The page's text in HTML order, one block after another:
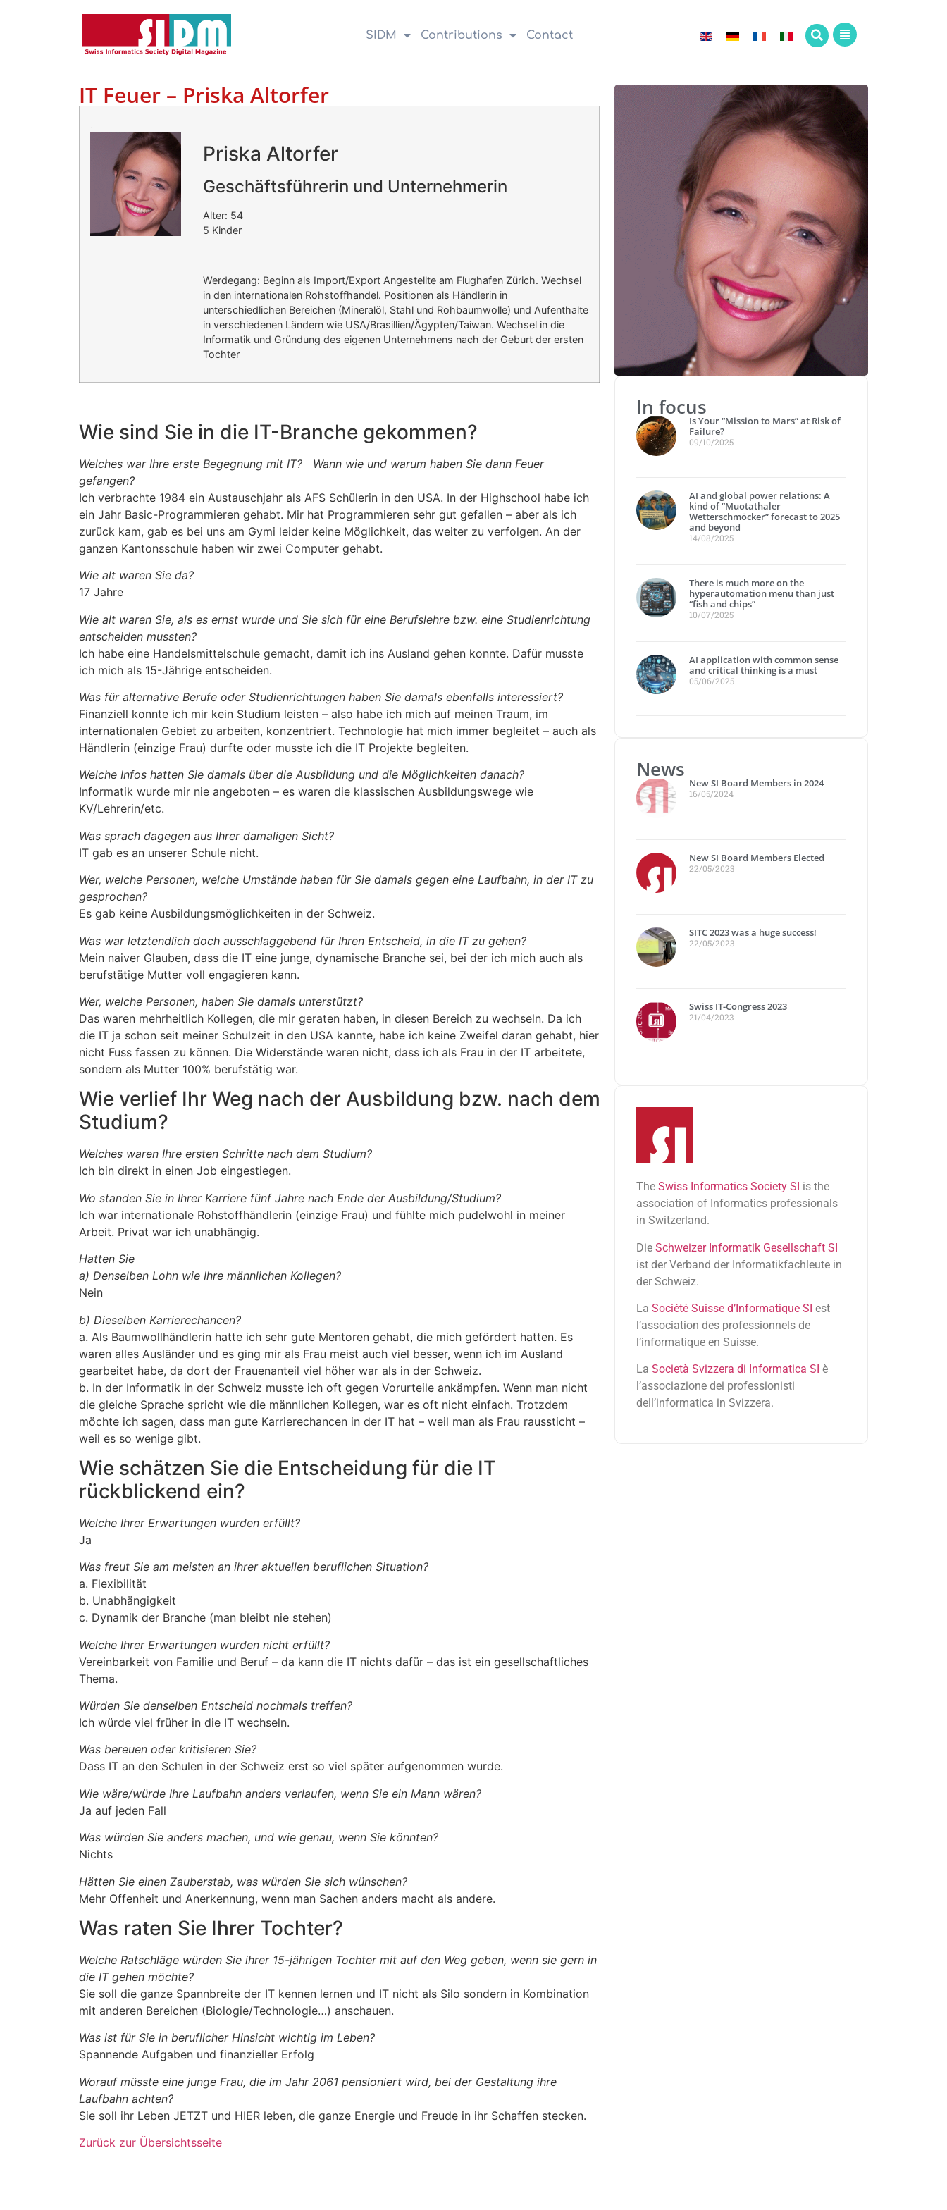
SIDM Contributions Contact
IT Feuer – Priska Altorfer
Priska Altorfer
Geschäftsführerin und Unternehmerin
Alter: 54
5 Kinder
Werdegang: Beginn als Import/Export Angestellte am Flughafen Zürich. Wechsel
in den internationalen Rohstoffhandel. Positionen als Händlerin in
unterschiedlichen Bereichen (Mineralöl, Stahl und Rohbaumwolle) und Aufenthalte
in verschiedenen Ländern wie USA/Brasillien/Ägypten/Taiwan. Wechsel in die
Informatik und Gründung des eigenen Unternehmens nach der Geburt der ersten
Tochter
Wie sind Sie in die IT-Branche gekommen?
Welches war Ihre erste Begegnung mit IT? Wann wie und warum haben Sie dann Feuer
gefangen?
Ich verbrachte 1984 ein Austauschjahr als AFS Schülerin in den USA. In der Highschool habe ich
ein Jahr Basic-Programmieren gehabt. Mir hat Programmieren sehr gut gefallen – aber als ich
zurück kam, gab es bei uns am Gymi leider keine Möglichkeit, das weiter zu verfolgen. An der
ganzen Kantonsschule haben wir zwei Computer gehabt.
Wie alt waren Sie da?
17 Jahre
Wie alt waren Sie, als es ernst wurde und Sie sich für eine Berufslehre bzw. eine Studienrichtung
entscheiden mussten?
Ich habe eine Handelsmittelschule gemacht, damit ich ins Ausland gehen konnte. Dafür musste
ich mich als 15-Jährige entscheiden.
Was für alternative Berufe oder Studienrichtungen haben Sie damals ebenfalls interessiert?
Finanziell konnte ich mir kein Studium leisten – also habe ich mich auf meinen Traum, im
internationalen Gebiet zu arbeiten, konzentriert. Technologie hat mich immer begleitet – auch als
Händlerin (einzige Frau) durfte oder musste ich die IT Projekte begleiten.
Welche Infos hatten Sie damals über die Ausbildung und die Möglichkeiten danach?
Informatik wurde mir nie angeboten – es waren die klassischen Ausbildungswege wie
KV/Lehrerin/etc.
Was sprach dagegen aus Ihrer damaligen Sicht?
IT gab es an unserer Schule nicht.
Wer, welche Personen, welche Umstände haben für Sie damals gegen eine Laufbahn, in der IT zu
gesprochen?
Es gab keine Ausbildungsmöglichkeiten in der Schweiz.
Was war letztendlich doch ausschlaggebend für Ihren Entscheid, in die IT zu gehen?
Mein naiver Glauben, dass die IT eine junge, dynamische Branche sei, bei der ich mich auch als
berufstätige Mutter voll engagieren kann.
Wer, welche Personen, haben Sie damals unterstützt?
Das waren mehrheitlich Kollegen, die mir geraten haben, in diesen Bereich zu wechseln. Da ich
die IT ja schon seit meiner Schulzeit in den USA kannte, habe ich keine Zweifel daran gehabt, hier
nicht Fuss fassen zu können. Die Widerstände waren nicht, dass ich als Frau in der IT arbeitete,
sondern als Mutter 100% berufstätig war.
Wie verlief Ihr Weg nach der Ausbildung bzw. nach dem
Studium?
Welches waren Ihre ersten Schritte nach dem Studium?
Ich bin direkt in einen Job eingestiegen.
Wo standen Sie in Ihrer Karriere fünf Jahre nach Ende der Ausbildung/Studium?
Ich war internationale Rohstoffhändlerin (einzige Frau) und fühlte mich pudelwohl in meiner
Arbeit. Privat war ich unabhängig.
Hatten Sie
a) Denselben Lohn wie Ihre männlichen Kollegen?
Nein
b) Dieselben Karrierechancen?
a. Als Baumwollhändlerin hatte ich sehr gute Mentoren gehabt, die mich gefördert hatten. Es
waren alles Ausländer und es ging mir als Frau meist auch viel besser, wenn ich im Ausland
gearbeitet habe, da dort der Frauenanteil viel höher war als in der Schweiz.
b. In der Informatik in der Schweiz musste ich oft gegen Vorurteile ankämpfen. Wenn man nicht
die gleiche Sprache spricht wie die männlichen Kollegen, war es oft nicht einfach. Trotzdem
möchte ich sagen, dass man gute Karrierechancen in der IT hat – weil man als Frau raussticht –
weil es so wenige gibt.
Wie schätzen Sie die Entscheidung für die IT
rückblickend ein?
Welche Ihrer Erwartungen wurden erfüllt?
Ja
Was freut Sie am meisten an ihrer aktuellen beruflichen Situation?
a. Flexibilität
b. Unabhängigkeit
c. Dynamik der Branche (man bleibt nie stehen)
Welche Ihrer Erwartungen wurden nicht erfüllt?
Vereinbarkeit von Familie und Beruf – da kann die IT nichts dafür – das ist ein gesellschaftliches
Thema.
Würden Sie denselben Entscheid nochmals treffen?
Ich würde viel früher in die IT wechseln.
Was bereuen oder kritisieren Sie?
Dass IT an den Schulen in der Schweiz erst so viel später aufgenommen wurde.
Wie wäre/würde Ihre Laufbahn anders verlaufen, wenn Sie ein Mann wären?
Ja auf jeden Fall
Was würden Sie anders machen, und wie genau, wenn Sie könnten?
Nichts
Hätten Sie einen Zauberstab, was würden Sie sich wünschen?
Mehr Offenheit und Anerkennung, wenn man Sachen anders macht als andere.
Was raten Sie Ihrer Tochter?
Welche Ratschläge würden Sie ihrer 15-jährigen Tochter mit auf den Weg geben, wenn sie gern in
die IT gehen möchte?
Sie soll die ganze Spannbreite der IT kennen lernen und IT nicht als Silo sondern in Kombination
mit anderen Bereichen (Biologie/Technologie…) anschauen.
Was ist für Sie in beruflicher Hinsicht wichtig im Leben?
Spannende Aufgaben und finanzieller Erfolg
Worauf müsste eine junge Frau, die im Jahr 2061 pensioniert wird, bei der Gestaltung ihre
Laufbahn achten?
Sie soll ihr Leben JETZT und HIER leben, die ganze Energie und Freude in ihr Schaffen stecken.
Zurück zur Übersichtsseite
In focus
Is Your “Mission to Mars” at Risk of
Failure?
09/10/2025
AI and global power relations: A
kind of “Muotathaler
Wetterschmöcker” forecast to 2025
and beyond
14/08/2025
There is much more on the
hyperautomation menu than just
“fish and chips”
10/07/2025
AI application with common sense
and critical thinking is a must
05/06/2025
News
New SI Board Members in 2024
16/05/2024
New SI Board Members Elected
22/05/2023
SITC 2023 was a huge success!
22/05/2023
Swiss IT-Congress 2023
21/04/2023
The Swiss Informatics Society SI is the
association of Informatics professionals
in Switzerland.
Die Schweizer Informatik Gesellschaft SI
ist der Verband der Informatikfachleute in
der Schweiz.
La Société Suisse d’Informatique SI est
l’association des professionnels de
l’informatique en Suisse.
La Società Svizzera di Informatica SI è
l’associazione dei professionisti
dell’informatica in Svizzera.